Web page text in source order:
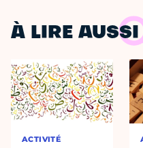
À LIRE AUSSI
ACTIVITÉ